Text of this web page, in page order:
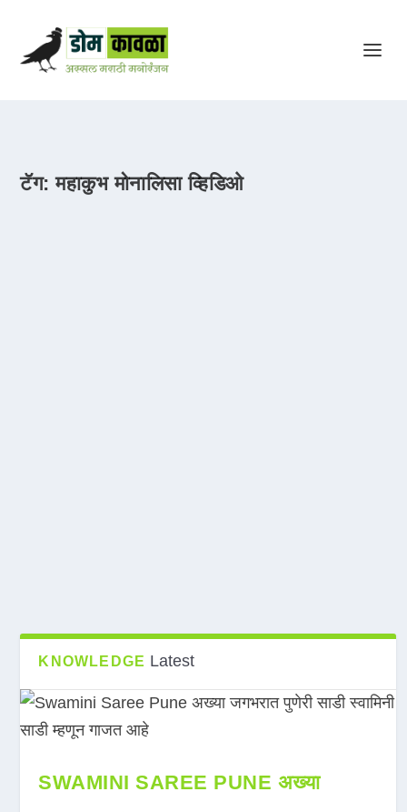
टॅग:महाकुभ मोनालिसा व्हिडिओ
KNOWLEDGE Latest
SWAMINI SAREE PUNE अख्या